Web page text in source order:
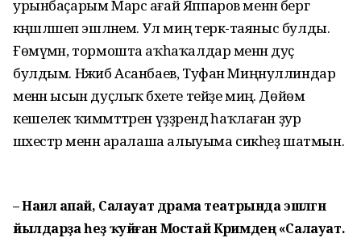
урынбаҫарым Марс ағай Яппаров менән бергә
кәңәшләшеп эшләнем. Ул миңә терәк-таяныс булды.
Ғөмүмән, тормошта аҡһаҡалдар менән дуҫ
булдым. Нәжиб Асанбаев, Туфан Миңнуллиндар
менән ысын дуҫлыҡ бәхете тейҙе миңә. Дөйөм
кешелек ҡиммәттәрен үҙҙәрендә һаҡлаған ҙур
шәхестәр менән аралаша алыуыма сикһеҙ шатмын.
– Наилә апай, Салауат драма театрында эшләгән
йылдарҙа һеҙ ҡуйған Мостай Кәримдең «Салауат.